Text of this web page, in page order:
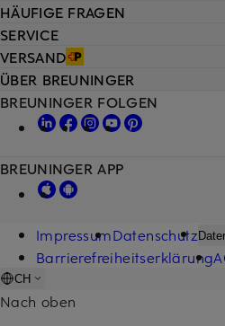
HÄUFIGE FRAGEN
SERVICE
VERSAND
ÜBER BREUNINGER
BREUNINGER FOLGEN
BREUNINGER APP
ImpressumDatenschutz
Barrierefreiheitserklärung
CH
Nach oben